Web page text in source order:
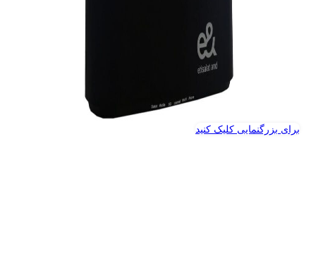
برای بزرگنمایی کلیک کنید